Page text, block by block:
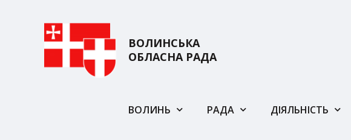
ВОЛИНСЬКА
ОБЛАСНА РАДА
ВОЛИНЬ РАДА ДІЯЛЬНІСТЬ